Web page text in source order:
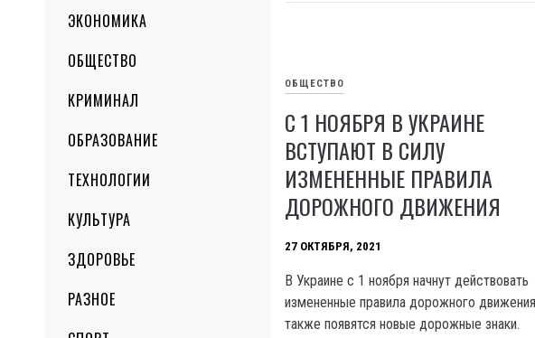
ЭКОНОМИКА
ОБЩЕСТВО
КРИМИНАЛ
ОБРАЗОВАНИЕ
ТЕХНОЛОГИИ
КУЛЬТУРА
ЗДОРОВЬЕ
РАЗНОЕ
ОБЩЕСТВО
С 1 НОЯБРЯ В УКРАИНЕ
ВСТУПАЮТ В СИЛУ
ИЗМЕНЕННЫЕ ПРАВИЛА
ДОРОЖНОГО ДВИЖЕНИЯ
27 ОКТЯБРЯ, 2021
В Украине с 1 ноября начнут действовать
измененные правила дорожного
также появятся новые дорожные знаки.